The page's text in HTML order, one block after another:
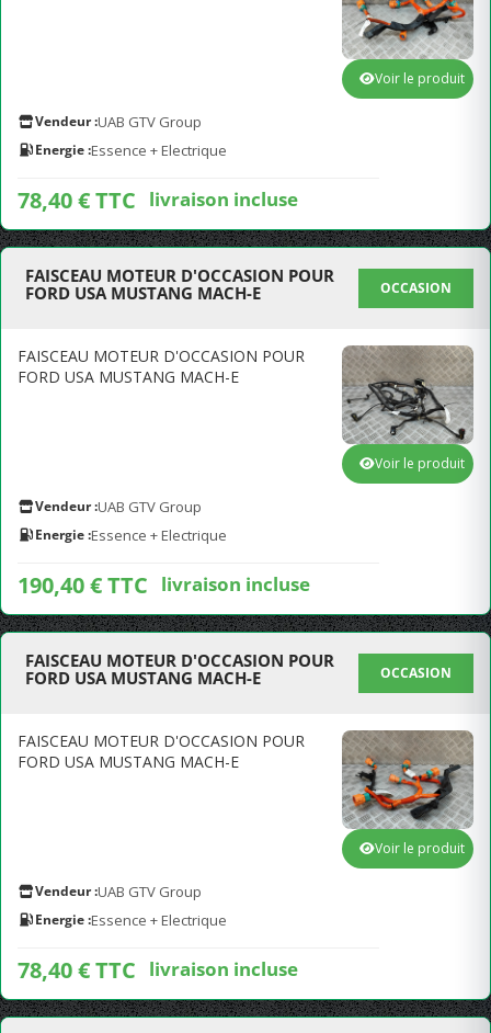
Vendeur :UAB GTV Group
Energie :Essence + Electrique
78,40 € TTC livraison incluse
Voir le produit
FAISCEAU MOTEUR D'OCCASION POUR
FORD USA MUSTANG MACH-E
OCCASION
FAISCEAU MOTEUR D'OCCASION POUR
FORD USA MUSTANG MACH-E
Vendeur :UAB GTV Group
Energie :Essence + Electrique
190,40 € TTC livraison incluse
Voir le produit
FAISCEAU MOTEUR D'OCCASION POUR
FORD USA MUSTANG MACH-E
OCCASION
FAISCEAU MOTEUR D'OCCASION POUR
FORD USA MUSTANG MACH-E
Vendeur :UAB GTV Group
Energie :Essence + Electrique
78,40 € TTC livraison incluse
Voir le produit